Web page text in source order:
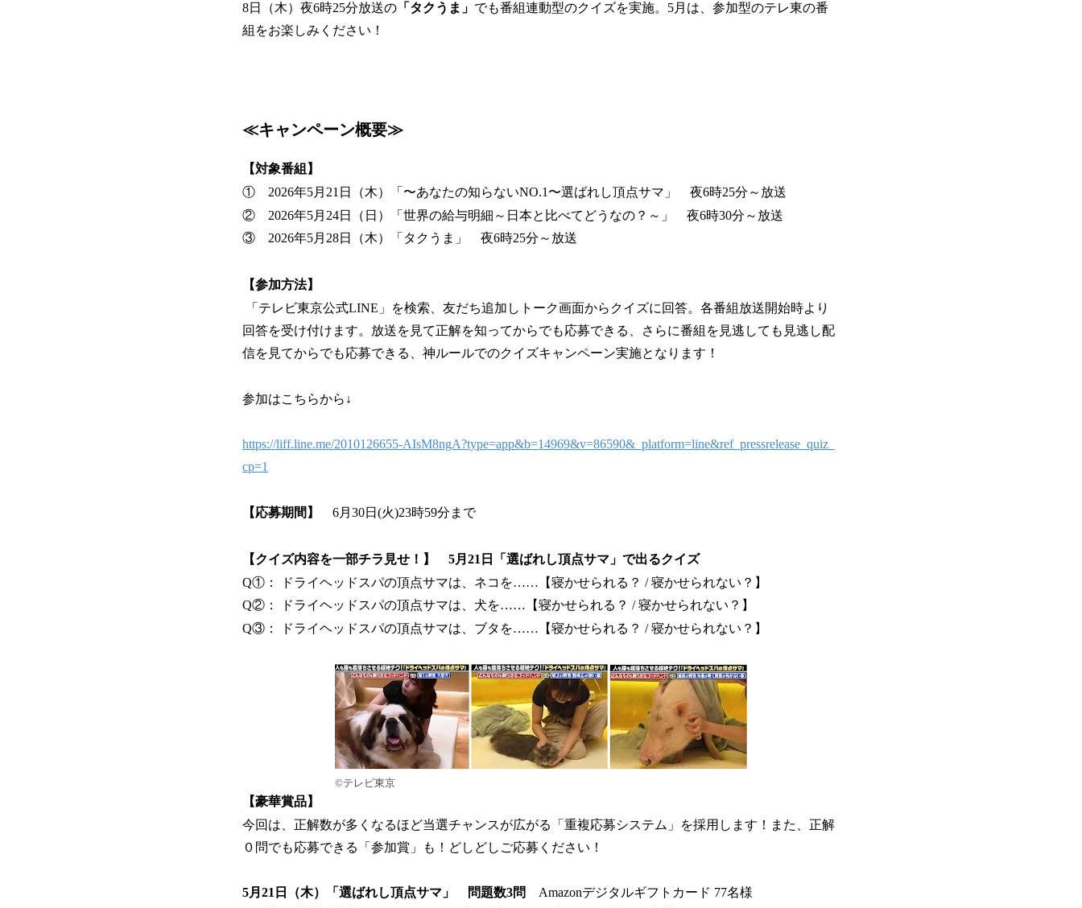
8日（木）夜6時25分放送の 「タクうま」 でも番組連動型のクイズを実施。5月は、参加型のテレ東の番
組をお楽しみください！
≪キャンペーン概要≫
【対象番組】
① 2026年5月21日（木）「〜あなたの知らないNO.1〜選ばれし頂点サマ」 夜6時25分～放送
② 2026年5月24日（日）「世界の給与明細～日本と比べてどうなの？～」 夜6時30分～放送
③ 2026年5月28日（木）「タクうま」 夜6時25分～放送
【参加方法】
「テレビ東京公式LINE」を検索、友だち追加しトーク画面からクイズに回答。各番組放送開始時より
回答を受け付けます。放送を見て正解を知ってからでも応募できる、さらに番組を見逃しても見逃し配
信を見てからでも応募できる、神ルールでのクイズキャンペーン実施となります！
参加はこちらから↓
https://liff.line.me/2010126655-AIsM8ngA?type=app&b=14969&v=86590&_platform=line&ref_pressrelease_quiz_
cp=1
【応募期間】 6月30日(火)23時59分まで
【クイズ内容を一部チラ見せ！】 5月21日「選ばれし頂点サマ」で出るクイズ
Q①： ドライヘッドスパの頂点サマは、ネコを……【寝かせられる？ / 寝かせられない？】
Q②： ドライヘッドスパの頂点サマは、犬を……【寝かせられる？ / 寝かせられない？】
Q③： ドライヘッドスパの頂点サマは、ブタを……【寝かせられる？ / 寝かせられない？】
©テレビ東京
【豪華賞品】
今回は、正解数が多くなるほど当選チャンスが広がる「重複応募システム」を採用します！また、正解
０問でも応募できる「参加賞」も！どしどしご応募ください！
5月21日（木）「選ばれし頂点サマ」 問題数3問 Amazonデジタルギフトカード 77名様